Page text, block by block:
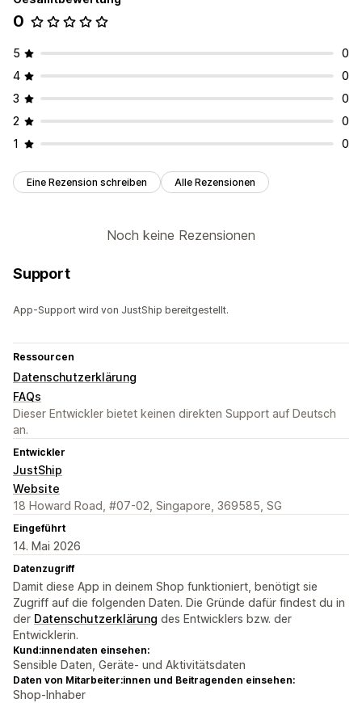
0
5
0
4
0
3
0
2
0
1
0
Eine Rezension schreiben Alle Rezensionen
Noch keine Rezensionen
Support
App-Support wird von JustShip bereitgestellt.
Ressourcen
Datenschutzerklärung
FAQs
Dieser Entwickler bietet keinen direkten Support auf Deutsch
an.
Entwickler
JustShip
Website
18 Howard Road, #07-02, Singapore, 369585, SG
Eingeführt
14. Mai 2026
Datenzugriff
Damit diese App in deinem Shop funktioniert, benötigt sie
Zugriff auf die folgenden Daten. Die Gründe dafür findest du in
der Datenschutzerklärung des Entwicklers bzw. der
Entwicklerin.
Kund:innendaten einsehen:
Sensible Daten, Geräte- und Aktivitätsdaten
Daten von Mitarbeiter:innen und Beitragenden einsehen:
Shop-Inhaber